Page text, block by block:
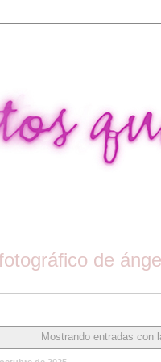
de
Mostrando entradas con